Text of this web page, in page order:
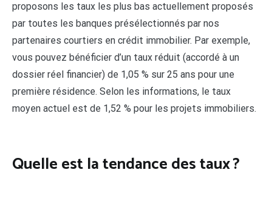
proposons les taux les plus bas actuellement proposés
par toutes les banques présélectionnés par nos
partenaires courtiers en crédit immobilier. Par exemple,
vous pouvez bénéficier d’un taux réduit (accordé à un
dossier réel financier) de 1,05 % sur 25 ans pour une
première résidence. Selon les informations, le taux
moyen actuel est de 1,52 % pour les projets immobiliers.
Quelle est la tendance des taux ?